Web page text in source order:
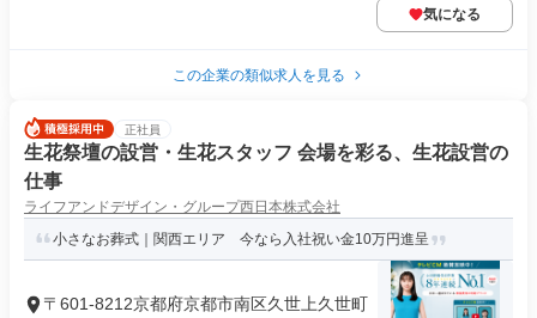
気になる
この企業の類似求人を見る
正社員
生花祭壇の設営・生花スタッフ 会場を彩る、生花設営の
仕事
ライフアンドデザイン・グループ西日本株式会社
小さなお葬式｜関西エリア 今なら入社祝い金10万円進呈
〒601-8212京都府京都市南区久世上久世町